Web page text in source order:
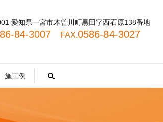
愛知県一宮市木曽川町黒田字西石原138番地
84-3007 FAX.0586-84-3027
施工例